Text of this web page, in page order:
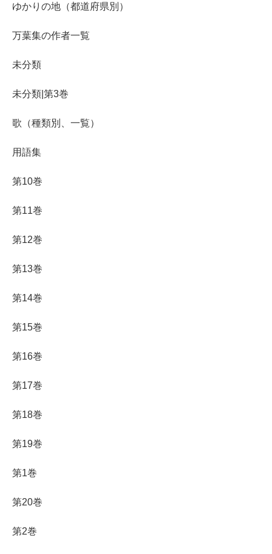
ゆかりの地（都道府県別）
万葉集の作者一覧
未分類
未分類|第3巻
歌（種類別、一覧）
用語集
第10巻
第11巻
第12巻
第13巻
第14巻
第15巻
第16巻
第17巻
第18巻
第19巻
第1巻
第20巻
第2巻